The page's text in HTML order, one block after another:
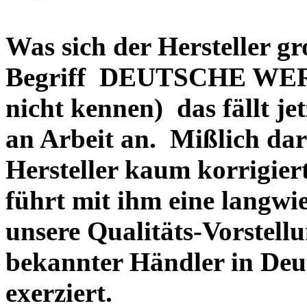
Was sich der Hersteller
Begriff DEUTSCHE
nicht kennen) das fällt
an Arbeit an. Mißlich
Hersteller kaum
führt mit ihm eine
unsere Qualitäts-
bekannter Händler in
exerziert.